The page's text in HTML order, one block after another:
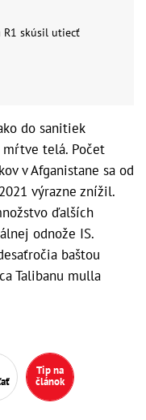
skúsil utiecť
do sanitiek
telá. Počet
v Afganistane sa od
výrazne znížil.
ďalších
odnože IS.
baštou
Talibanu mulla
Tip na
článok